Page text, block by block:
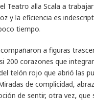
Teatro alla Scala a
y la eficiencia es
tiempo.
a figuras
corazones que
telón rojo que abrió las
de complicidad,
de sentir, otra vez,